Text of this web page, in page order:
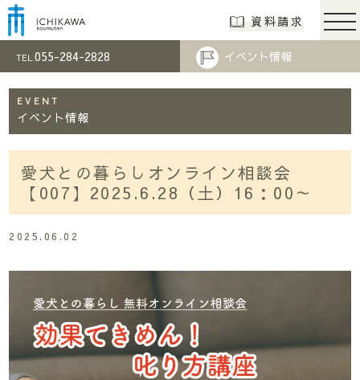
市川工務店 | らしさ
資料請求
TEL.055-284-2828 イベント情報
EVENT
イベント情報
愛犬との暮らしオンライン相談会
【007】2025.6.28（土）16：00～
2025.06.02